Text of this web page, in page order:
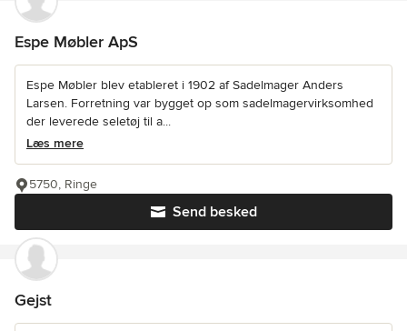
Espe Møbler ApS
Espe Møbler blev etableret i 1902 af Sadelmager Anders
Larsen. Forretning var bygget op som sadelmagervirksomhed
der leverede seletøj til a...
Læs mere
Send besked
5750, Ringe
Gejst